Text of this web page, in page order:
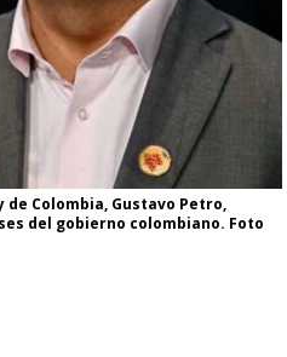
Colombia, Gustavo Petro,
del gobierno colombiano. Foto